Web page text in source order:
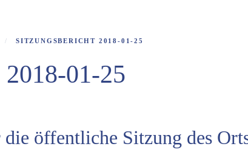
SITZUNGSBERICHT 2018-01-25
01-25
öffentliche Sitzung des